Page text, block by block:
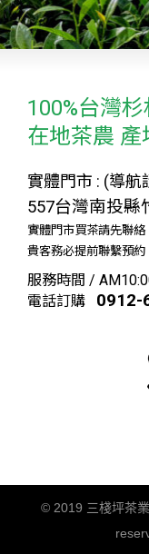
100%台灣
在地茶農 產
實體門市 : (導航
557台灣南投縣
實體門市買茶請先聯
貴客務必提前聯繫預約
服務時間 /
電話訂購 0912-
© 2019 三棧坪茶